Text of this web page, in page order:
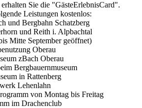
Sie die "GästeErlebnisCard".
Leistungen kostenlos:
und Bergbahn Schatzberg
und Reith i. Alpbachtal
Mitte September geöffnet)
Oberau
zBach Oberau
Bergbauernmuseum
in Rattenberg
Lehenlahn
von Montag bis Freitag
im Drachenclub